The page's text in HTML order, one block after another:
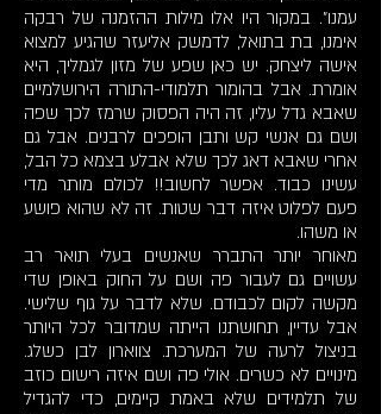
עמנו". במקור היו אלו מילות ההזמנה של רבקה
אימנו, בת בתואל, לדמשק אליעזר שהגיע למצוא
אישה ליצחק. יש כאן שפע של מזון לגמליך, היא
אומרת. אבל בהומור תלמודי-התורה הירושלמיים
שאבא גדל עליו, זה היה הפסוק שרמז לכך שפה
ושם גם אנשי קש ותבן הופכים לרבנים. אבל גם
אחרי שאבא דאג לכך שלא אבלע בצמא כל הבל,
עשינו כבוד. אפשר לחשוב!! לכולם מותר מדי
פעם לפלוט איזה דבר שטות. זה לא שהוא פושע
או משהו.
מאוחר יותר התברר שאנשים בעלי תואר רב
עשויים גם לעבור פה ושם על החוק באופן שדי
מקשה לקום לכבודם. שלא לדבר על גוף שלישי.
אבל עדיין, תחושתנו הייתה שמדובר לכל היותר
בניצול לרעה של המערכת. צווארון לבן כשלג.
מינויים לא כשרים. אולי פה ושם איזה רישום כוזב
של תלמידים שלא באמת קיימים, כדי להגדיל